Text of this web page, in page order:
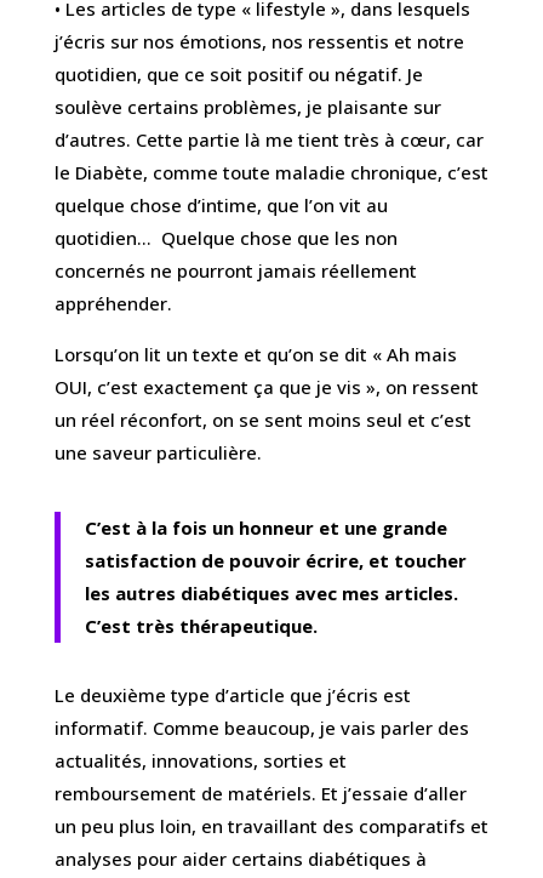
• Les articles de type « lifestyle », dans lesquels
j’écris sur nos émotions, nos ressentis et notre
quotidien, que ce soit positif ou négatif. Je
soulève certains problèmes, je plaisante sur
d’autres. Cette partie là me tient très à cœur, car
le Diabète, comme toute maladie chronique, c’est
quelque chose d’intime, que l’on vit au
quotidien… Quelque chose que les non
concernés ne pourront jamais réellement
appréhender.
Lorsqu’on lit un texte et qu’on se dit « Ah mais
OUI, c’est exactement ça que je vis », on ressent
un réel réconfort, on se sent moins seul et c’est
une saveur particulière.
C’est à la fois un honneur et une grande
satisfaction de pouvoir écrire, et toucher
les autres diabétiques avec mes articles.
C’est très thérapeutique.
Le deuxième type d’article que j’écris est
informatif. Comme beaucoup, je vais parler des
actualités, innovations, sorties et
remboursement de matériels. Et j’essaie d’aller
un peu plus loin, en travaillant des comparatifs et
analyses pour aider certains diabétiques à